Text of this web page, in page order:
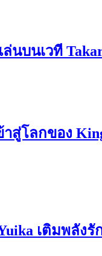
นบนเวที
สู่โลกของ
เติมพลัง